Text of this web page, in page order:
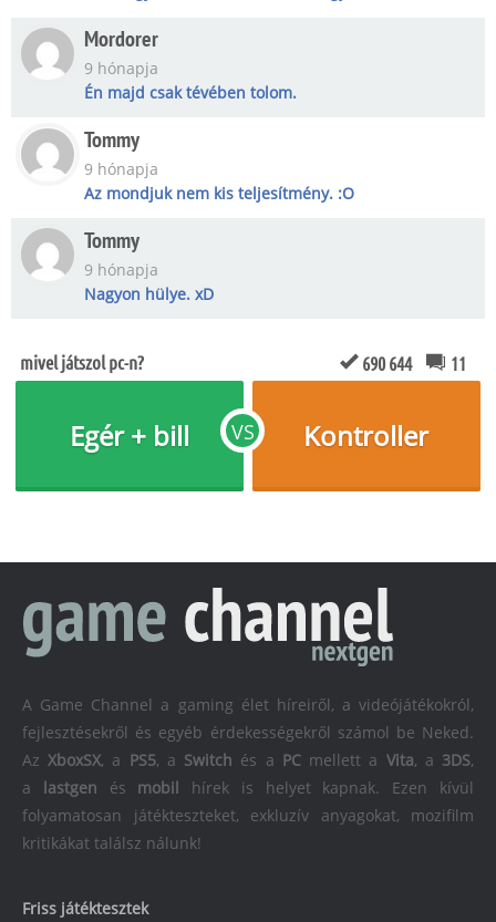
Mordorer
9 hónapja
Én majd csak tévében tolom.
Tommy
9 hónapja
Az mondjuk nem kis teljesítmény. :O
Tommy
9 hónapja
Nagyon hülye. xD
mivel játszol pc-n? 690 644 11
VS
Egér + bill Kontroller
Friss játéktesztek
A Game Channel a gaming élet híreiről, a videójátékokról,
fejlesztésekről és egyéb érdekességekről számol be Neked.
AzXboxSX, a PS5, a Switch és a PCmellett a Vita, a 3DS,
a
lastgen és mobil
hírek is helyet kapnak. Ezen kívül
folyamatosan játékteszteket, exkluzív anyagokat, mozifilm
kritikákat találsz nálunk!